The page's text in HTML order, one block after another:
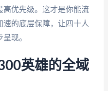
高优先级。这才是你能流
的底层保障，让四十人
现。
英雄的全域